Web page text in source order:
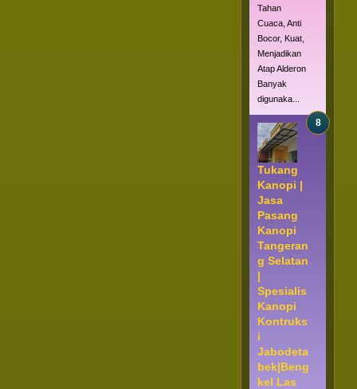
Tahan
Cuaca, Anti
Bocor, Kuat,
Menjadikan
Atap Alderon
Banyak
digunaka...
Tukang
Kanopi |
Jasa
Pasang
Kanopi
Tangeran
g Selatan
|
Spesialis
Kanopi
Kontruks
i
Jabodeta
bek|Beng
kel Las